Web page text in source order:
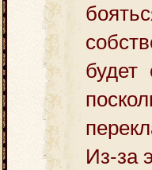
Из-за